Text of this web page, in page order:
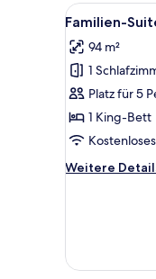
Alle
Fotos
für
Familien-
Suite
(Partial
Haram)
7
Familien-
94 m²
1
Platz für 5
1 King-Bett
Weitere
Weitere
Haram)